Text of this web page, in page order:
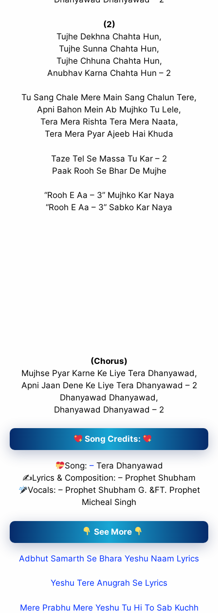
(2)
Tujhe Dekhna Chahta Hun,
Tujhe Sunna Chahta Hun,
Tujhe Chhuna Chahta Hun,
Anubhav Karna Chahta Hun – 2
Tu Sang Chale Mere Main Sang Chalun Tere,
Apni Bahon Mein Ab Mujhko Tu Lele,
Tera Mera Rishta Tera Mera Naata,
Tera Mera Pyar Ajeeb Hai Khuda
Taze Tel Se Massa Tu Kar – 2
Paak Rooh Se Bhar De Mujhe
“Rooh E Aa – 3” Mujhko Kar Naya
“Rooh E Aa – 3” Sabko Kar Naya
(Chorus)
Mujhse Pyar Karne Ke Liye Tera Dhanyawad,
Apni Jaan Dene Ke Liye Tera Dhanyawad – 2
Dhanyawad Dhanyawad,
Dhanyawad Dhanyawad – 2
Song Credits:
Song: –Tera Dhanyawad
✍️Lyrics & Composition: – Prophet Shubham
Vocals: – Prophet Shubham G. &FT. Prophet
Micheal Singh
See More
Adbhut Samarth Se Bhara Yeshu Naam Lyrics
Yeshu Tere Anugrah Se Lyrics
Mere Prabhu Mere Yeshu Tu Hi To Sab Kuchh